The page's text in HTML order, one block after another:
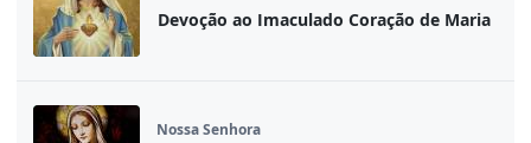
Devoção ao Imaculado Coração de Maria
Nossa Senhora